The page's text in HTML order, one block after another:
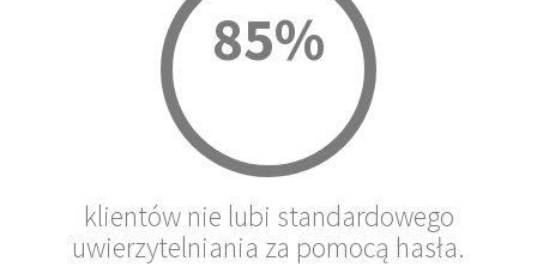
85%
klientów nie lubi standardowego
uwierzytelniania za pomocą hasła.